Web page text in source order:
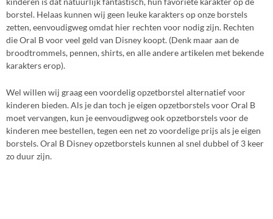
borstel. Helaas kunnen wij geen leuke karakters op onze borstels
zetten, eenvoudigweg omdat hier rechten voor nodig zijn. Rechten
die Oral B voor veel geld van Disney koopt. (Denk maar aan de
broodtrommels, pennen, shirts, en alle andere artikelen met bekende
karakters erop).
Wel willen wij graag een voordelig opzetborstel alternatief voor
kinderen bieden. Als je dan toch je eigen opzetborstels voor Oral B
moet vervangen, kun je eenvoudigweg ook opzetborstels voor de
kinderen mee bestellen, tegen een net zo voordelige prijs als je eigen
borstels. Oral B Disney opzetborstels kunnen al snel dubbel of 3 keer
zo duur zijn.